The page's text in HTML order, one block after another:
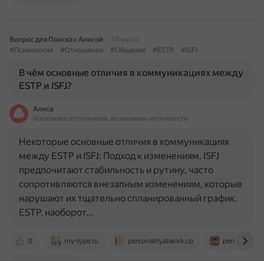
Вопрос для Поиска с Алисой
18 июля
#Психология
#Отношения #Общение #ESTP #ISFJ
В чём основные отличия в коммуникациях между
ESTP и ISFJ?
Алиса
На основе источников, возможны неточности
0 my-type.ru personalityatwork.co
Некоторые основные отличия в коммуникациях
между ESTP и ISFJ: Подход к изменениям. ISFJ
предпочитают стабильность и рутину, часто
сопротивляются внезапным изменениям, которые
нарушают их тщательно спланированный график.
ESTP, наоборот…